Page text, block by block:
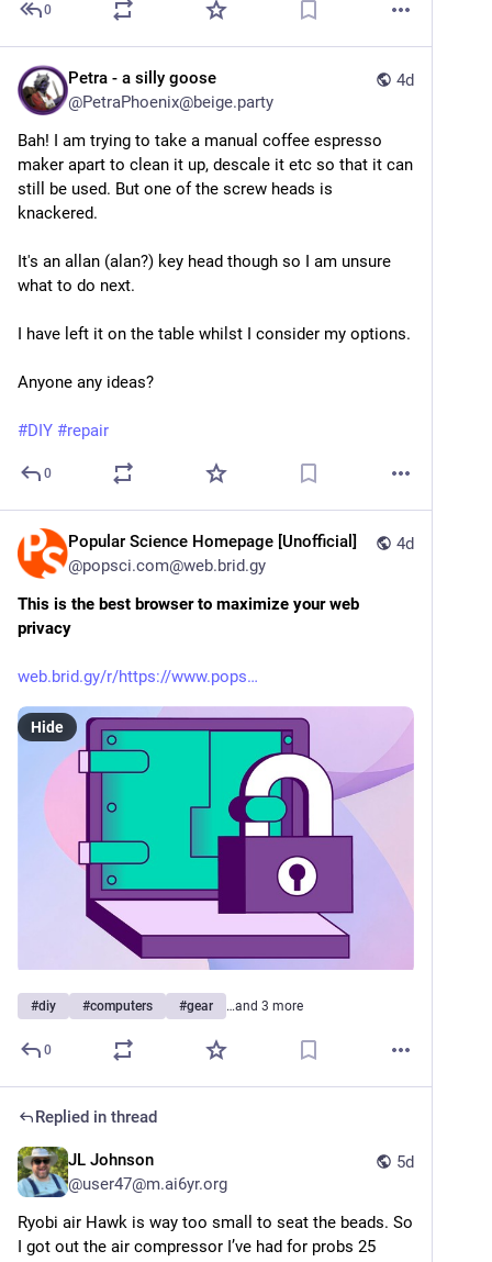
0
4d
Petra - a silly goose
@PetraPhoenix@beige.party
Bah! I am trying to take a manual coffee espresso
maker apart to clean it up, descale it etc so that it can
still be used. But one of the screw heads is
knackered.
It's an allan (alan?) key head though so I am unsure
what to do next.
I have left it on the table whilst I consider my options.
Anyone any ideas?
#DIY #repair
0
4d
Popular Science Homepage [Unofficial]
@popsci.com@web.brid.gy
This is the best browser to maximize your web
privacy
web.brid.gy/r/https://www.pops
Hide
#diy #computers #gear …and 3 more
0
Replied in thread
5d
JL Johnson
@user47@m.ai6yr.org
Ryobi air Hawk is way too small to seat the beads. So
I got out the air compressor I’ve had for probs 25